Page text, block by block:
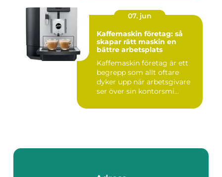
07. jun
Kaffemaskin företag: så
skapar rätt maskin en
bättre arbetsplats
Kaffemaskin företag är ett
begrepp som allt oftare
dyker upp när arbetsgivare
ser över sin kontorsmi...